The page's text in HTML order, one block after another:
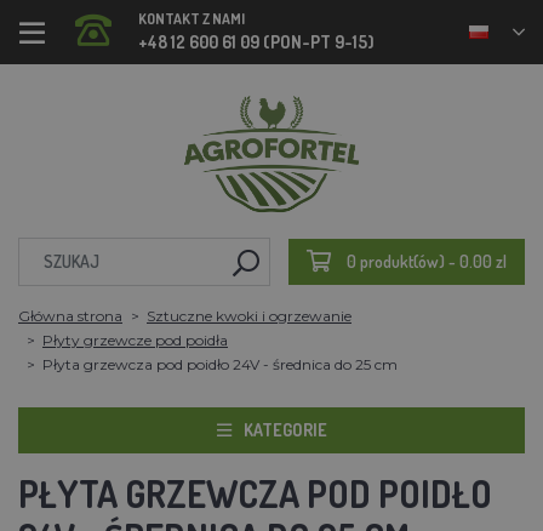
KONTAKT Z NAMI
+48 12 600 61 09 (PON-PT 9-15)
0 produkt(ów) - 0.00 zl
Główna strona
Sztuczne kwoki i ogrzewanie
Płyty grzewcze pod poidła
Płyta grzewcza pod poidło 24V - średnica do 25 cm
KATEGORIE
PŁYTA GRZEWCZA POD POIDŁO